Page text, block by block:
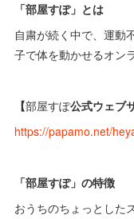
「部屋すぽ」とは
自粛が続く中で、運動
子で体を動かせるオン
【部屋すぽ公式ウェブ
https://papamo.net/
「部屋すぽ」の特徴
おうちのちょっとした